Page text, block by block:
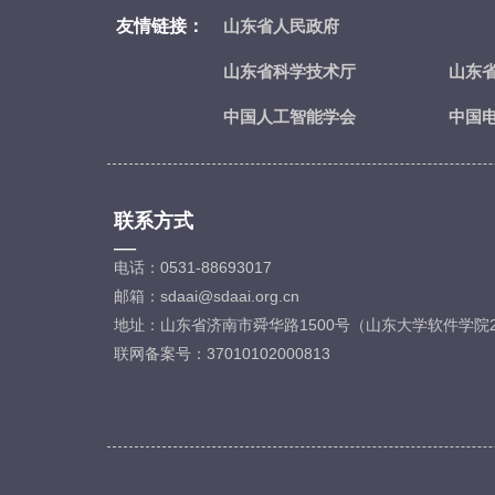
联系方式
—
电话：0531-88693017
邮箱：sdaai@sdaai.org.cn
地址：山东省济南市舜华路1500号（山东大学软件学院
联网备案号：37010102000813
友情链接： 山东省人民政府
山东省科学技术厅 山东
中国人工智能学会 中国